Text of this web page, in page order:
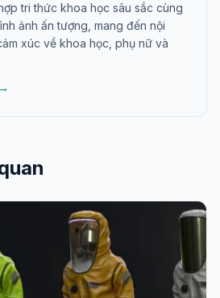
tri thức khoa học sâu sắc cùng
ảnh ấn tượng, mang đến nội
xúc về khoa học, phụ nữ và